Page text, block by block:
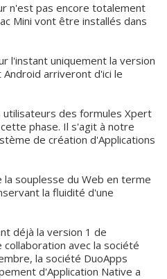
n'est pas encore totalement
Mini vont être installés dans
l'instant uniquement la version
arriveront d'ici le
des formules Xpert
phase. Il s'agit à notre
de création d'Applications
souplesse du Web en terme
la fluidité d'une
déjà la version 1 de
avec la société
la société DuoApps
d'Application Native a